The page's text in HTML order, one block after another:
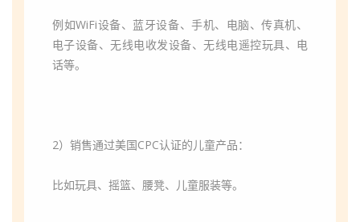
例如WiFi设备、蓝牙设备、手机、电脑、传真机、
电子设备、无线电收发设备、无线电遥控玩具、电
话等。
2）销售通过美国CPC认证的儿童产品：
比如玩具、摇篮、腰凳、儿童服装等。